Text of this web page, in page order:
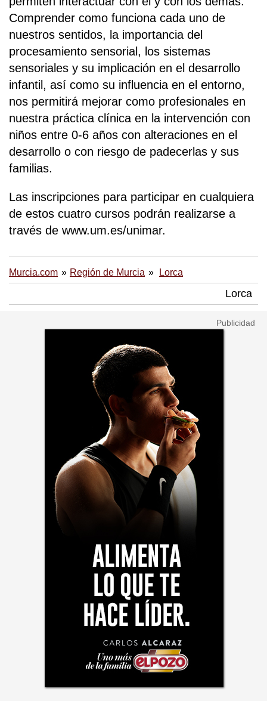
Comprender como funciona cada uno de
nuestros sentidos, la importancia del
procesamiento sensorial, los sistemas
sensoriales y su implicación en el desarrollo
infantil, así como su influencia en el entorno,
nos permitirá mejorar como profesionales en
nuestra práctica clínica en la intervención con
niños entre 0-6 años con alteraciones en el
desarrollo o con riesgo de padecerlas y sus
familias.
Las inscripciones para participar en cualquiera
de estos cuatro cursos podrán realizarse a
través de www.um.es/unimar.
Murcia.com Región de Murcia Lorca
Lorca